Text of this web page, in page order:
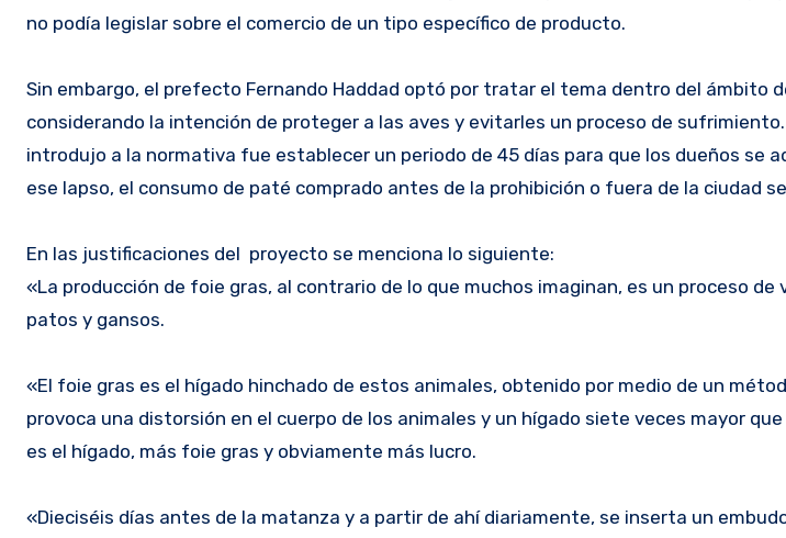
no podía legislar sobre el comercio de un tipo específico de producto.
Sin embargo, el prefecto Fernando Haddad optó por tratar el tema dentro del ámbito
considerando la intención de proteger a las aves y evitarles un proceso de
introdujo a la normativa fue establecer un periodo de 45 días para que los dueños se
ese lapso, el consumo de paté comprado antes de la prohibición o fuera de la ciudad
En las justificaciones del proyecto se menciona lo siguiente:
«La producción de foie gras, al contrario de lo que muchos imaginan, es un proceso
patos y gansos.
«El foie gras es el hígado hinchado de estos animales, obtenido por medio de un
provoca una distorsión en el cuerpo de los animales y un hígado siete veces mayor
es el hígado, más foie gras y obviamente más lucro.
«Dieciséis días antes de la matanza y a partir de ahí diariamente, se inserta un